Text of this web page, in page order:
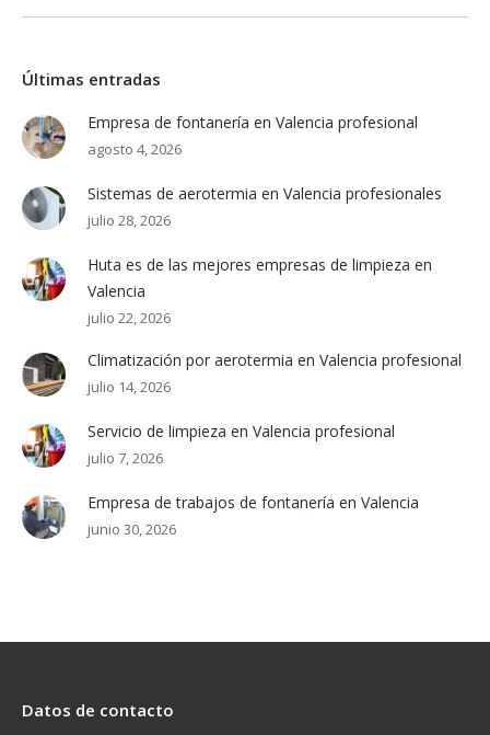
Últimas entradas
Empresa de fontanería en Valencia profesional
agosto 4, 2026
Sistemas de aerotermia en Valencia profesionales
julio 28, 2026
Huta es de las mejores empresas de limpieza en
Valencia
julio 22, 2026
Climatización por aerotermia en Valencia profesional
julio 14, 2026
Servicio de limpieza en Valencia profesional
julio 7, 2026
Empresa de trabajos de fontanería en Valencia
junio 30, 2026
Datos de contacto